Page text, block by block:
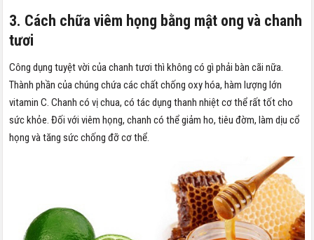
3. Cách chữa viêm họng bằng mật ong và chanh
tươi
Công dụng tuyệt vời của chanh tươi thì không có gì phải bàn cãi nữa.
Thành phần của chúng chứa các chất chống oxy hóa, hàm lượng lớn
vitamin C. Chanh có vị chua, có tác dụng thanh nhiệt cơ thể rất tốt cho
sức khỏe. Đối với viêm họng, chanh có thể giảm ho, tiêu đờm, làm dịu cổ
họng và tăng sức chống đỡ cơ thể.